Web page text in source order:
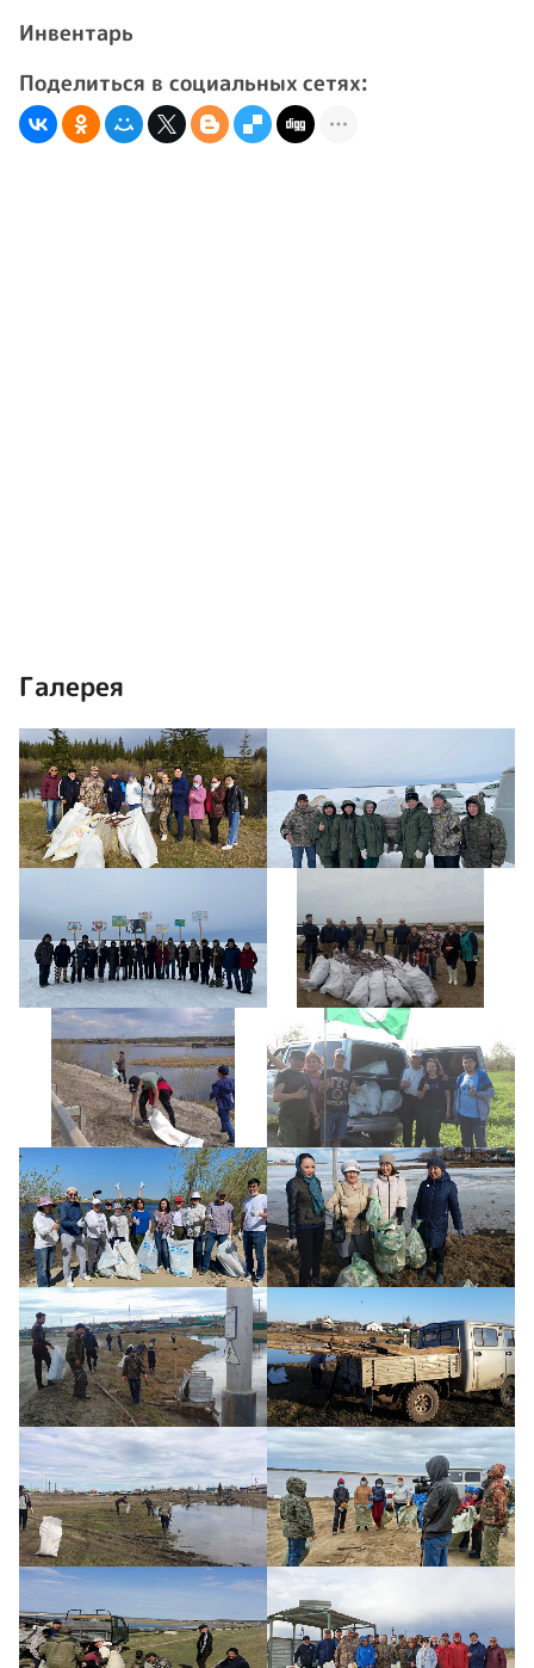
Инвентарь
Поделиться в социальных сетях:
Галерея